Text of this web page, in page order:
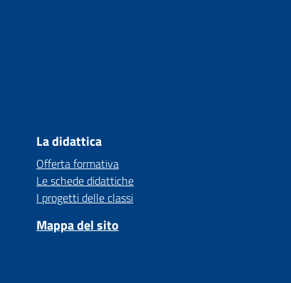
La didattica
Offerta formativa
Le schede didattiche
I progetti delle classi
Mappa del sito